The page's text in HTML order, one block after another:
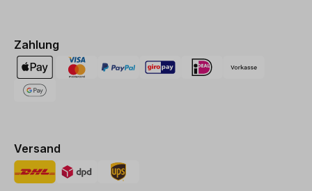
Zahlung
Versand